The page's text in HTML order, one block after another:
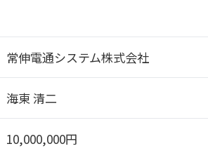
常伸電通システム株式会社
海東 清二
10,000,000円